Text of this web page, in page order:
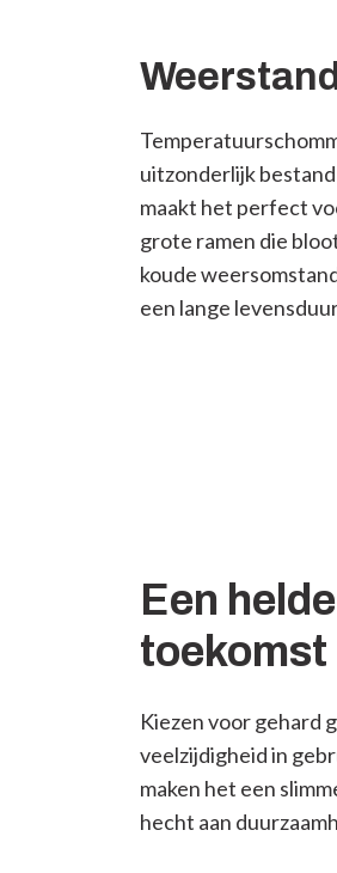
uitzonderlijk
maakt het perfect
grote ramen die
koude
een lange
Een
toekomst
Kiezen voor gehard
veelzijdigheid in
maken het een
hecht aan